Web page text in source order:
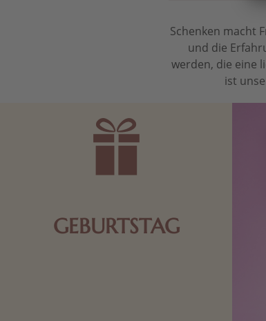
Schenken macht
und die
werden, die eine
ist
GEBURTSTAG